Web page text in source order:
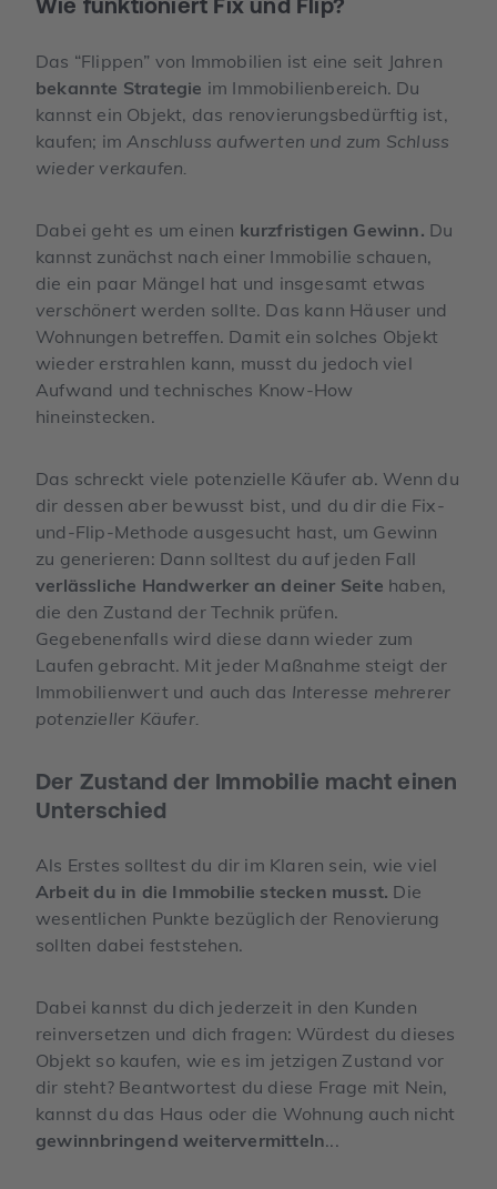
Das “Flippen” von Immobilien ist eine seit Jahren
bekannte Strategie im Immobilienbereich. Du
kannst ein Objekt, das renovierungsbedürftig ist,
kaufen; im Anschluss aufwerten und zum Schluss
wieder verkaufen.
Dabei geht es um einen kurzfristigen Gewinn. Du
kannst zunächst nach einer Immobilie schauen,
die ein paar Mängel hat und insgesamt etwas
verschönert werden sollte. Das kann Häuser und
Wohnungen betreffen. Damit ein solches Objekt
wieder erstrahlen kann, musst du jedoch viel
Aufwand und technisches Know-How
hineinstecken.
Das schreckt viele potenzielle Käufer ab. Wenn du
dir dessen aber bewusst bist, und du dir die Fix-
und-Flip-Methode ausgesucht hast, um Gewinn
zu generieren: Dann solltest du auf jeden Fall
verlässliche Handwerker an deiner Seite haben,
die den Zustand der Technik prüfen.
Gegebenenfalls wird diese dann wieder zum
Laufen gebracht. Mit jeder Maßnahme steigt der
Immobilienwert und auch das Interesse mehrerer
potenzieller Käufer.
Der Zustand der Immobilie macht einen
Unterschied
Als Erstes solltest du dir im Klaren sein, wie viel
Arbeit du in die Immobilie stecken musst. Die
wesentlichen Punkte bezüglich der Renovierung
sollten dabei feststehen.
Dabei kannst du dich jederzeit in den Kunden
reinversetzen und dich fragen: Würdest du dieses
Objekt so kaufen, wie es im jetzigen Zustand vor
dir steht? Beantwortest du diese Frage mit Nein,
kannst du das Haus oder die Wohnung auch nicht
gewinnbringend weitervermitteln...